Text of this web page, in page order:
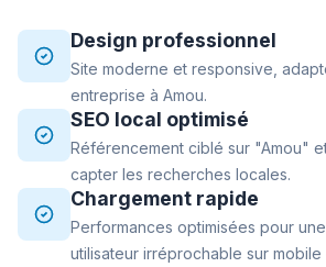
Design professionnel
Site moderne et responsive,
entreprise à Amou.
SEO local optimisé
Référencement ciblé sur "Amou"
capter les recherches locales.
Chargement rapide
Performances optimisées pour
utilisateur irréprochable sur